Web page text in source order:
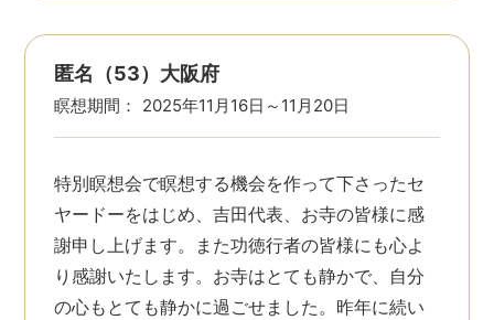
匿名（53）大阪府
瞑想期間： 2025年11月16日～11月20日
特別瞑想会で瞑想する機会を作って下さったセ
ヤードーをはじめ、吉田代表、お寺の皆様に感
謝申し上げます。また功徳行者の皆様にも心よ
り感謝いたします。お寺はとても静かで、自分
の心もとても静かに過ごせました。昨年に続い